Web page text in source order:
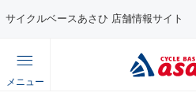
サイクルベースあさひ 店舗情報サイト
総合サイト
メニュー